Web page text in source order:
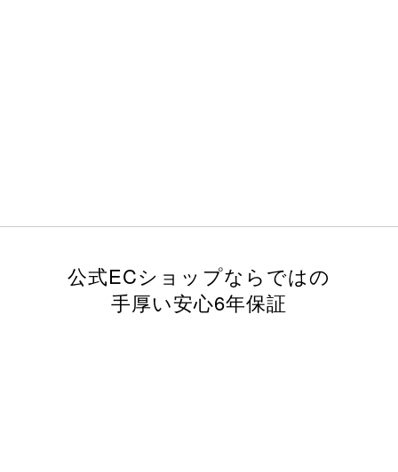
公式ECショップならではの
手厚い安心6年保証